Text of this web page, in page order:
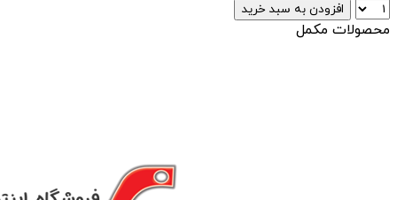
افزودن به سبد خرید
محصولات مکمل